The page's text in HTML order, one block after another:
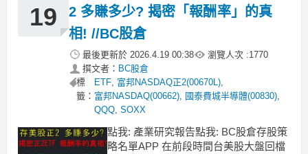
大家是無法想像的
19
2 多賺多少? 揭密「報酬率」的真
相! //BC股倉
最後更新於 2026.4.19 00:38 瀏覽人次 :1770
撰文者： BC股倉
標
籤：
ETF, 富邦NASDAQ正2(00670L),
富邦NASDAQ(00662), 國泰費城半導體(00830),
QQQ, SOXX
點我: 產業研究報告點我: BC股倉存股策
略名單APP 在前段時間台美股大盤回檔